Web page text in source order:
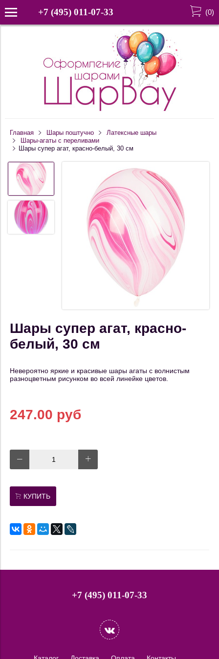
+7 (495) 011-07-33 (0)
Главная Шары поштучно
Латексные шары
Шары-агаты с переливами
Шары супер агат, красно-белый, 30 см
Шары супер агат, красно-
белый, 30 см
Невероятно яркие и красивые шары агаты с волнистым
разноцветным рисунком во всей линейке цветов.
247.00 руб
КУПИТЬ
+7 (495) 011-07-33